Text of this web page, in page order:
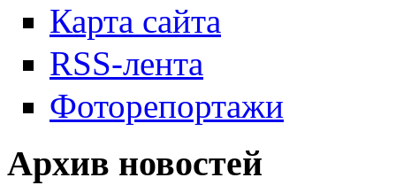
Карта сайта
RSS-лента
Фоторепортажи
Архив новостей